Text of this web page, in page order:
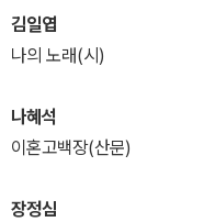
김일엽
나의 노래(시)
나혜석
이혼고백장(산문)
장정심